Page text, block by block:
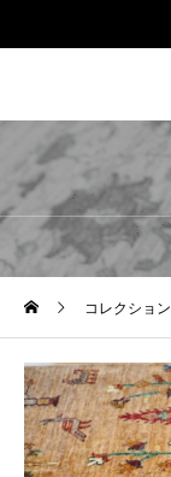
コレクション